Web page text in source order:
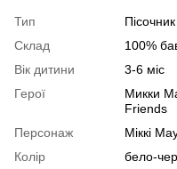
Тип
Пісочник
Склад
100%
Вік дитини
3-6 міс
Герої
Микки
Friends
Персонаж
Міккі
Колір
бело-